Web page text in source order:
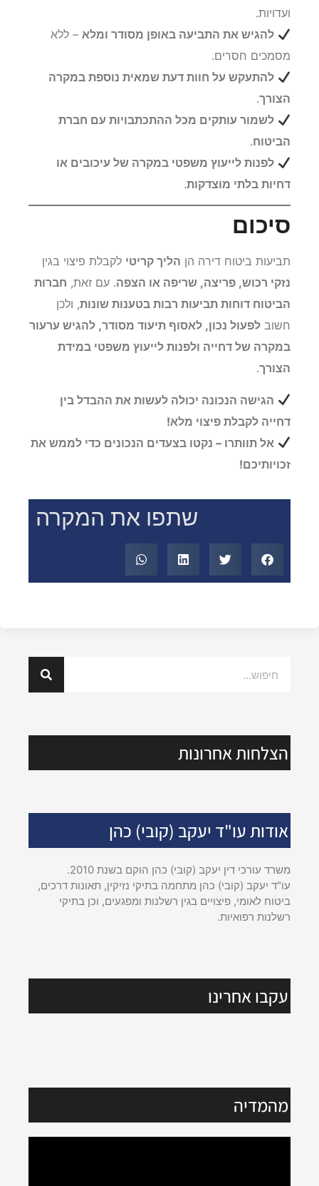
ועדויות.
להגיש את התביעה באופן מסודר ומלא – ללא
מסמכים חסרים.
להתעקש על חוות דעת שמאית נוספת במקרה
הצורך.
לשמור עותקים מכל ההתכתבויות עם חברת
הביטוח.
לפנות לייעוץ משפטי במקרה של עיכובים או
דחיות בלתי מוצדקות.
סיכום
תביעות ביטוח דירה הן הליך קריטי לקבלת פיצוי בגין
נזקי רכוש, פריצה, שריפה או הצפה. עם זאת, חברות
הביטוח דוחות תביעות רבות בטענות שונות, ולכן
חשוב לפעול נכון, לאסוף תיעוד מסודר, להגיש ערעור
במקרה של דחייה ולפנות לייעוץ משפטי במידת
הצורך.
הגישה הנכונה יכולה לעשות את ההבדל בין
דחייה לקבלת פיצוי מלא!
אל תוותרו – נקטו בצעדים הנכונים כדי לממש את
זכויותיכם!
שתפו את המקרה
הצלחות אחרונות
אודות עו"ד יעקב (קובי) כהן
משרד עורכי דין יעקב (קובי) כהן הוקם בשנת 2010.
עו"ד יעקב (קובי) כהן מתחמה בתיקי נזיקין, תאונות דרכים,
ביטוח לאומי, פיצויים בגין רשלנות ומפגעים, וכן בתיקי
רשלנות רפואיות.
עקבו אחרינו
מהמדיה